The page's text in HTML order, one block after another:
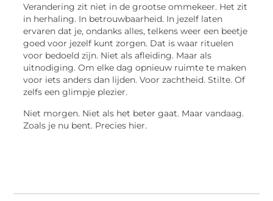
Verandering zit niet in de grootse ommekeer. Het zit
in herhaling. In betrouwbaarheid. In jezelf laten
ervaren dat je, ondanks alles, telkens weer een beetje
goed voor jezelf kunt zorgen. Dat is waar rituelen
voor bedoeld zijn. Niet als afleiding. Maar als
uitnodiging. Om elke dag opnieuw ruimte te maken
voor iets anders dan lijden. Voor zachtheid. Stilte. Of
zelfs een glimpje plezier.
Niet morgen. Niet als het beter gaat. Maar vandaag.
Zoals je nu bent. Precies hier.